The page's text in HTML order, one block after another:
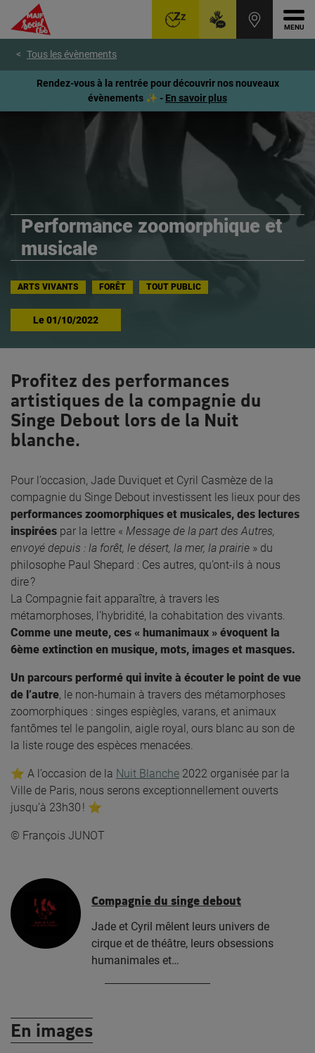
contenu
page
Tous les évènements
Rendez-vous à la rentrée pour découvrir nos nouveaux
évènements ✨ - En savoir plus
Performance zoomorphique et
musicale
ARTS VIVANTS FORÊT TOUT PUBLIC
Le01/10/2022
Profitez des performances
artistiques de la compagnie du
Singe Debout lors de la Nuit
blanche.
Pour l’occasion, Jade Duviquet et Cyril Casmèze de la
compagnie du Singe Debout investissent les lieux pour des
performances zoomorphiques et musicales, des lectures
inspirées par la lettre « Message de la part des Autres,
envoyé depuis : la forêt, le désert, la mer, la prairie » du
philosophe Paul Shepard : Ces autres, qu’ont-ils à nous
dire ?
La Compagnie fait apparaître, à travers les
métamorphoses, l’hybridité, la cohabitation des vivants.
Comme une meute, ces « humanimaux » évoquent la
6ème extinction en musique, mots, images et masques.
Un parcours performé qui invite à écouter le point de vue
de l’autre, le non-humain à travers des métamorphoses
zoomorphiques : singes espiègles, varans, et animaux
fantômes tel le pangolin, aigle royal, ours blanc au son de
la liste rouge des espèces menacées.
⭐️ A l’occasion de la Nuit Blanche 2022 organisée par la
Ville de Paris, nous serons exceptionnellement ouverts
jusqu’à 23h30 ! ⭐️
© François JUNOT
Compagnie du singe debout
Jade et Cyril mêlent leurs univers de
cirque et de théâtre, leurs obsessions
humanimales et…
En images